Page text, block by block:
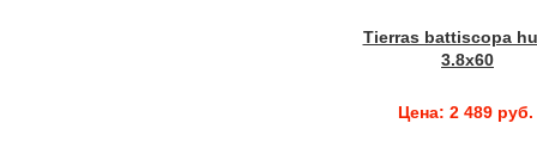
Tierras battiscopa
3.8x60
Цена: 2 489 руб.